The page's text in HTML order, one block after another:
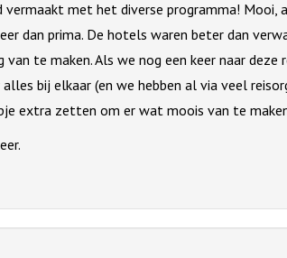
met het diverse programma! Mooi,
dan prima. De hotels waren beter dan
te maken. Als we nog een keer naar deze
bij elkaar (en we hebben al via veel
extra zetten om er wat moois van te